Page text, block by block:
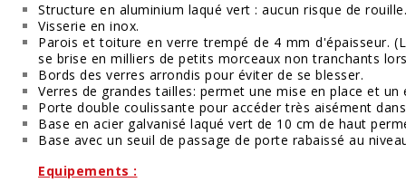
Structure en aluminium laqué vert : aucun risque de rouille.
Visserie en inox.
Parois et toiture en verre trempé de 4 mm d'épaisseur.
se brise en milliers de petits morceaux non tranchants
Bords des verres arrondis pour éviter de se blesser.
Verres de grandes tailles: permet une mise en place et
Porte double coulissante pour accéder très aisément
Base en acier galvanisé laqué vert de 10 cm de haut
Base avec un seuil de passage de porte rabaissé au
Equipements :